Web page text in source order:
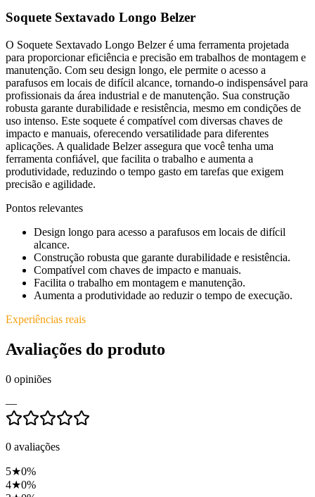
Soquete Sextavado Longo Belzer
O Soquete Sextavado Longo Belzer é uma ferramenta projetada
para proporcionar eficiência e precisão em trabalhos de montagem e
manutenção. Com seu design longo, ele permite o acesso a
parafusos em locais de difícil alcance, tornando-o indispensável para
profissionais da área industrial e de manutenção. Sua construção
robusta garante durabilidade e resistência, mesmo em condições de
uso intenso. Este soquete é compatível com diversas chaves de
impacto e manuais, oferecendo versatilidade para diferentes
aplicações. A qualidade Belzer assegura que você tenha uma
ferramenta confiável, que facilita o trabalho e aumenta a
produtividade, reduzindo o tempo gasto em tarefas que exigem
precisão e agilidade.
Pontos relevantes
Design longo para acesso a parafusos em locais de difícil
alcance.
Construção robusta que garante durabilidade e resistência.
Compatível com chaves de impacto e manuais.
Facilita o trabalho em montagem e manutenção.
Aumenta a produtividade ao reduzir o tempo de execução.
Experiências reais
Avaliações do produto
0 opiniões
—
0 avaliações
5★0%
4★0%